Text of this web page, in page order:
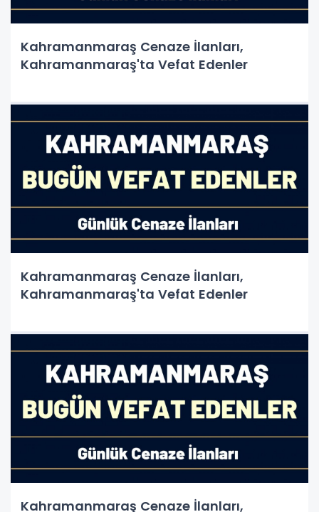
Kahramanmaraş Cenaze İlanları,
Kahramanmaraş'ta Vefat Edenler
Kahramanmaraş Cenaze İlanları,
Kahramanmaraş'ta Vefat Edenler
Kahramanmaraş Cenaze İlanları,